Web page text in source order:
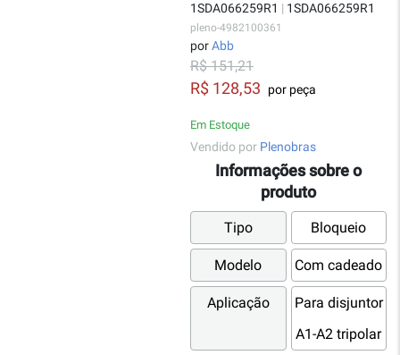
1SDA066259R1 | 1SDA066259R1
pleno-4982100361
porAbb
R$ 151,21
R$ 128,53 por peça
Em Estoque
Vendido por Plenobras
Informações sobre o
produto
Tipo Bloqueio
Modelo Com cadeado
Aplicação
Para disjuntor
A1-A2 tripolar